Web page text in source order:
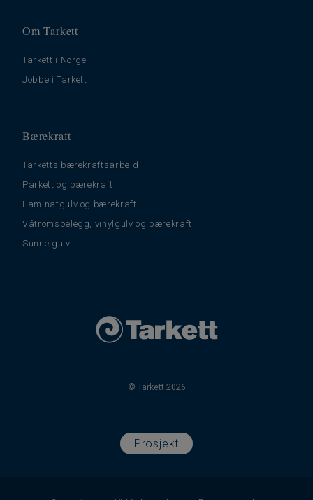
Om Tarkett
Tarkett i Norge
Jobbe i Tarkett
Bærekraft
Tarketts bærekraftsarbeid
Parkett og bærekraft
Laminatgulv og bærekraft
Våtromsbelegg, vinylgulv og bærekraft
Sunne gulv
© Tarkett 2026
Prosjekt